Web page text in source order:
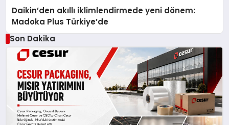
Daikin’den akıllı iklimlendirmede yeni dönem:
Madoka Plus Türkiye’de
Son Dakika